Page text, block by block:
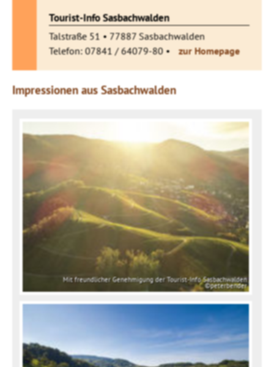
Tourist-Info Sasbachwalden
Talstraße 51 • 77887 Sasbachwalden
Telefon: 07841 / 64079-80 •
zur Homepage
Impressionen aus Sasbachwalden
Mit freundlicher Genehmigung der Tourist-Info Sasbachwalden
©peterbender